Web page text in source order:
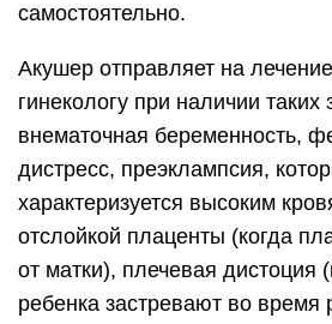
самостоятельно.
Акушер отправляет на
гинекологу при наличии таких
внематочная беременность,
дистресс, преэклампсия,
характеризуется высоким
отслойкой плаценты (когда
от матки), плечевая дистоция
ребенка застревают во время